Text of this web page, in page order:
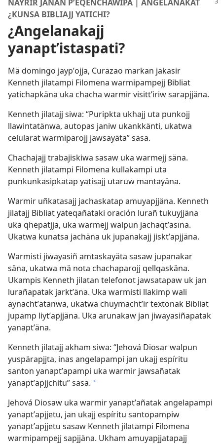
NAYRÏR JANAN PʼEQEÑCHÄWIPA | ANGELANAKAT
¿KUNSA BIBLIAJJ YATICHI?
¿Angelanakajj
yanaptʼistaspati?
Mä domingo jaypʼojja, Curazao markan jakasir
Kenneth jilatampi Filomena warmipampejj Bibliat
yatichapkäna uka chacha warmir visittʼiriw sarapjjäna.
Kenneth jilatajj siwa: “Puripkta ukhajj uta punkojj
llawintatänwa, autopas janiw ukankkänti, ukatwa
celularat warmiparojj jawsayäta” sasa.
Chachajajj trabajiskiwa sasaw uka warmejj säna.
Kenneth jilatampi Filomena kullakampi uta
punkunkasipkatap yatisajj utaruw mantayäna.
Warmir uñkatasajj jachaskatap amuyapjjäna. Kenneth
jilatajj Bibliat yateqañataki oración lurañ tukuyjjäna
uka qhepatjja, uka warmejj walpun jachaqtʼasïna.
Ukatwa kunatsa jachäna uk jupanakajj jisktʼapjjäna.
Warmisti jiwayasiñ amtaskayäta sasaw jupanakar
säna, ukatwa mä nota chachaparojj qellqaskäna.
Ukampis Kenneth jilatan telefonot jawsatapaw uk jan
lurañapatak jarktʼäna. Uka warmisti llakimp wali
aynachtʼatänwa, ukatwa chuymachtʼir textonak Bibliat
jupamp liytʼapjjäna. Uka arunakaw jan jiwayasiñapatak
yanaptʼäna.
Kenneth jilatajj akham siwa: “Jehová Diosar walpun
yuspärapjjta, inas angelapampi jan ukajj espíritu
santon yanaptʼapampi uka warmir jawsañatak
yanaptʼapjjchitu” sasa. *
Jehová Diosaw uka warmir yanaptʼañatak angelapampi
yanaptʼapjjetu, jan ukajj espíritu santopampiw
yanaptʼapjjetu sasaw Kenneth jilatampi Filomena
warmipampejj sapjjäna. Ukham amuyapjjatapajj